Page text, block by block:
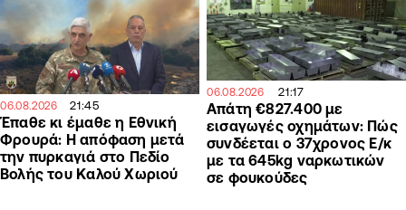
06.08.2026 21:45
Έπαθε κι έμαθε η Εθνική
Φρουρά: Η απόφαση μετά
την πυρκαγιά στο Πεδίο
Βολής του Καλού Χωριού
06.08.2026 21:17
Απάτη €827.400 με
εισαγωγές οχημάτων: Πώς
συνδέεται ο 37χρονος Ε/κ
με τα 645kg ναρκωτικών
σε φουκούδες